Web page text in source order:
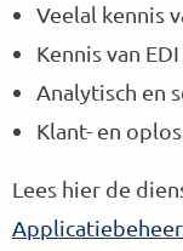
Veelal kennis
Kennis van
Analytisch en
Klant- en
Lees hier de